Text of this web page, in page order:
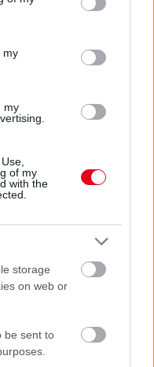
its third-party tags to
in below Google
my
my
of my
with the
storage
on web or
be sent to
dolgot soha ne tedd